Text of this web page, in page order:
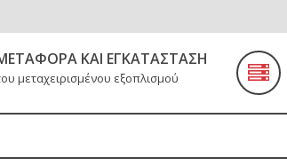
ΚΑΙ ΕΓΚΑΤΆΣΤΑΣΗ
μεταχειρισμένου εξοπλισμού